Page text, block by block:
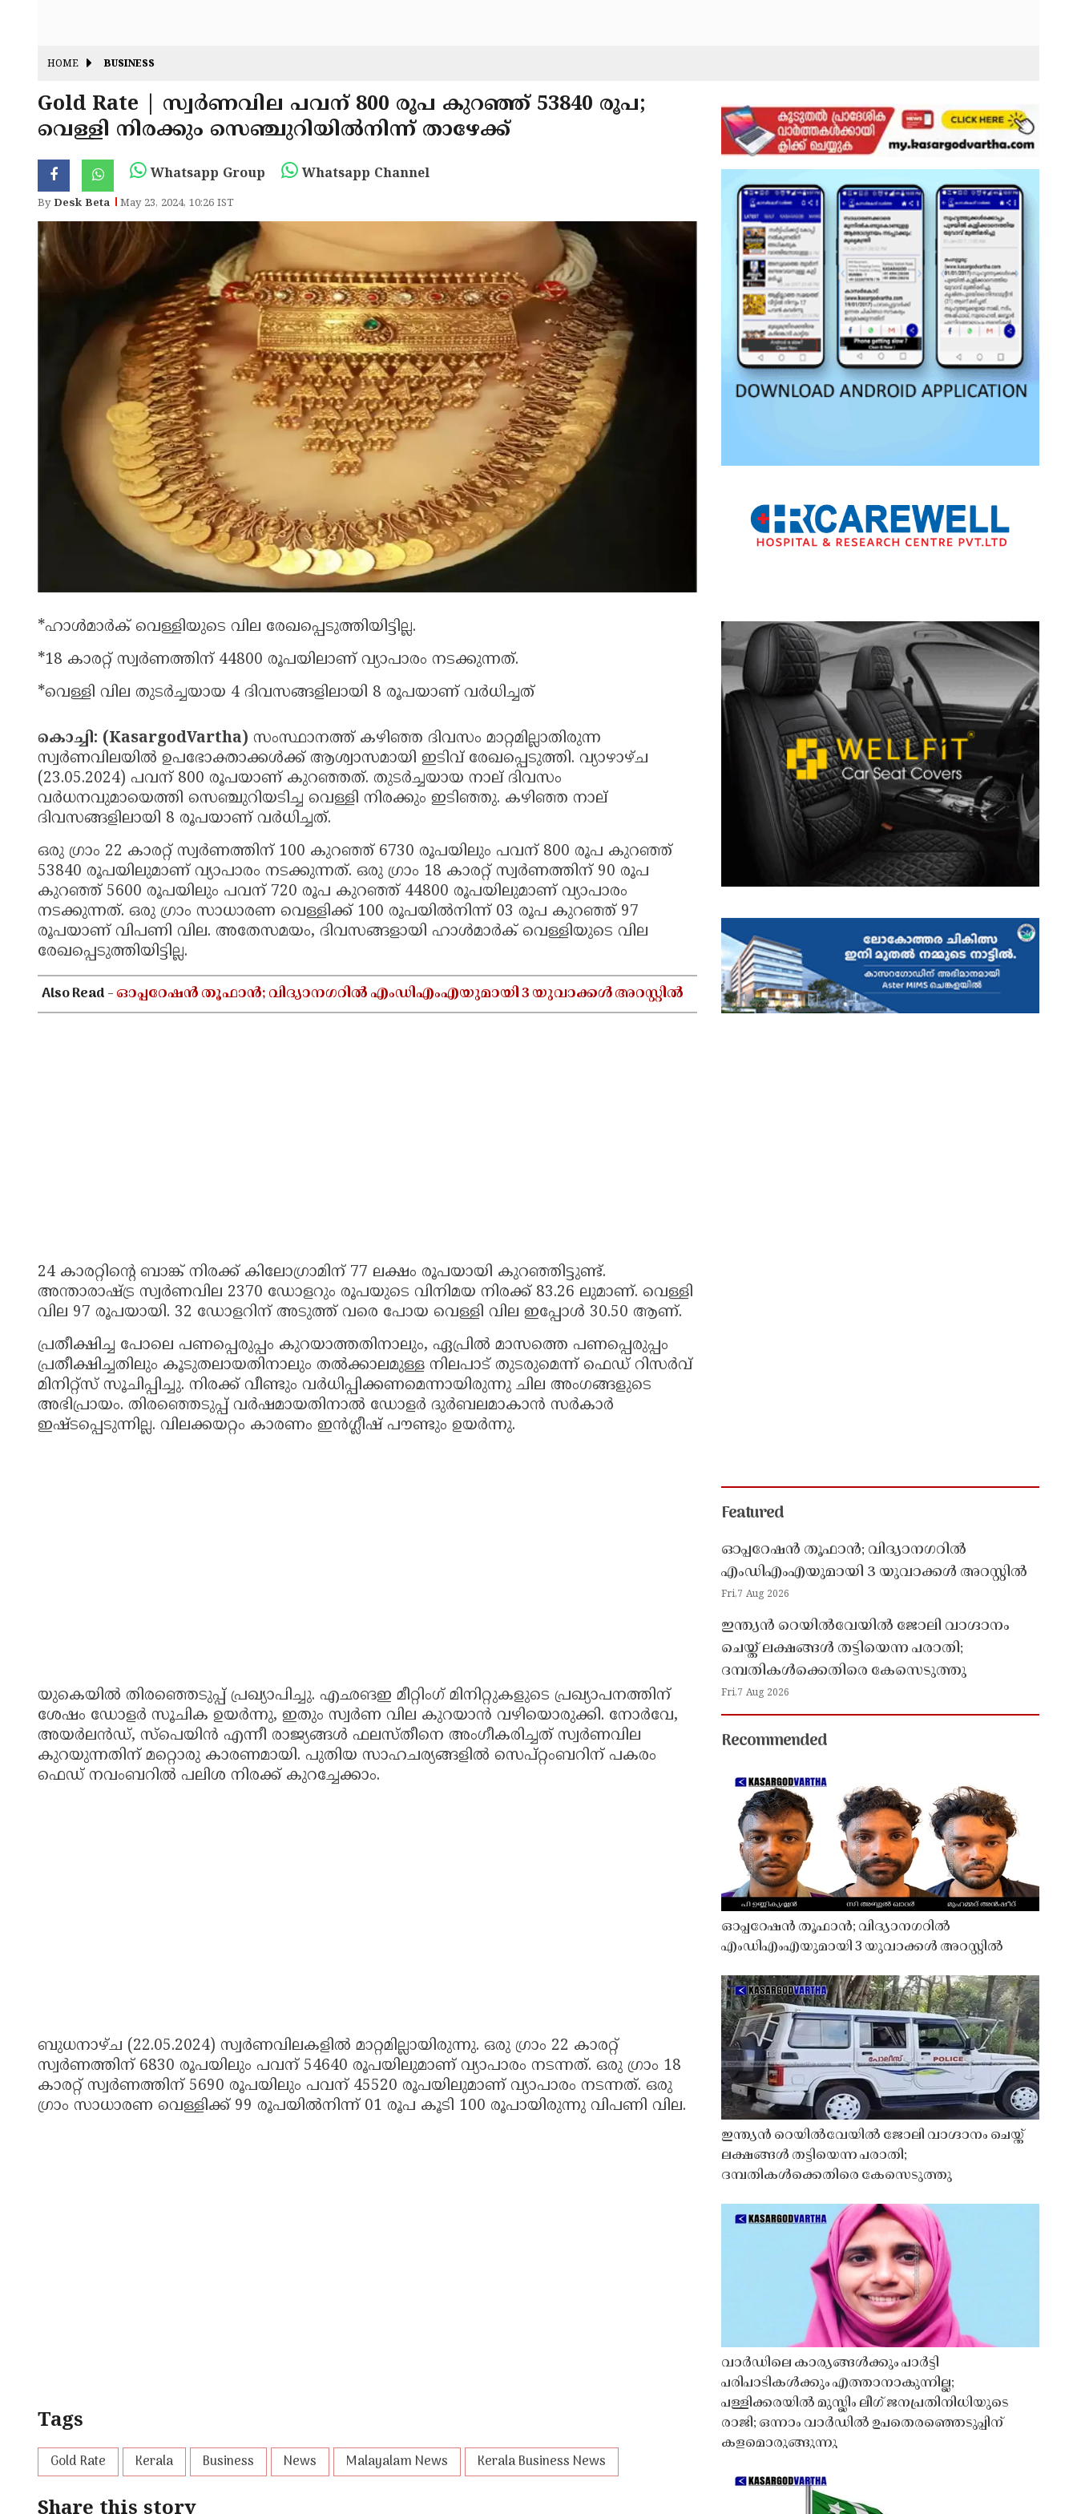
HOME BUSINESS
Gold Rate | സ്വര്‍ണവില പവന് 800 രൂപ കുറഞ്ഞ് 53840 രൂപ;
വെള്ളി നിരക്കും സെഞ്ചുറിയില്‍നിന്ന് താഴേക്ക്
Whatsapp Group Whatsapp Channel
ByDesk Beta May 23, 2024, 10:26 IST
*ഹാള്‍മാര്‍ക് വെള്ളിയുടെ വില രേഖപ്പെടുത്തിയിട്ടില്ല.
*18 കാരറ്റ് സ്വര്‍ണത്തിന് 44800 രൂപയിലാണ് വ്യാപാരം നടക്കുന്നത്.
*വെള്ളി വില തുടര്‍ച്ചയായ 4 ദിവസങ്ങളിലായി 8 രൂപയാണ് വര്‍ധിച്ചത്
കൊച്ചി: (KasargodVartha) സംസ്ഥാനത്ത് കഴിഞ്ഞ ദിവസം മാറ്റമില്ലാതിരുന്ന
സ്വര്‍ണവിലയില്‍ ഉപഭോക്താക്കള്‍ക്ക് ആശ്വാസമായി ഇടിവ് രേഖപ്പെടുത്തി. വ്യാഴാഴ്ച
(23.05.2024) പവന് 800 രൂപയാണ് കുറഞ്ഞത്. തുടര്‍ച്ചയായ നാല് ദിവസം
വര്‍ധനവുമായെത്തി സെഞ്ചുറിയടിച്ച വെള്ളി നിരക്കും ഇടിഞ്ഞു. കഴിഞ്ഞ നാല്
ദിവസങ്ങളിലായി 8 രൂപയാണ് വര്‍ധിച്ചത്.
ഒരു ഗ്രാം 22 കാരറ്റ് സ്വര്‍ണത്തിന് 100 കുറഞ്ഞ് 6730 രൂപയിലും പവന് 800 രൂപ കുറഞ്ഞ്
53840 രൂപയിലുമാണ് വ്യാപാരം നടക്കുന്നത്. ഒരു ഗ്രാം 18 കാരറ്റ് സ്വര്‍ണത്തിന് 90 രൂപ
കുറഞ്ഞ് 5600 രൂപയിലും പവന് 720 രൂപ കുറഞ്ഞ് 44800 രൂപയിലുമാണ് വ്യാപാരം
നടക്കുന്നത്. ഒരു ഗ്രാം സാധാരണ വെള്ളിക്ക് 100 രൂപയില്‍നിന്ന് 03 രൂപ കുറഞ്ഞ് 97
രൂപയാണ് വിപണി വില. അതേസമയം, ദിവസങ്ങളായി ഹാള്‍മാര്‍ക് വെള്ളിയുടെ വില
രേഖപ്പെടുത്തിയിട്ടില്ല.
Also Read -ഓപ്പറേഷൻ തൂഫാൻ; വിദ്യാനഗറിൽ എംഡിഎംഎയുമായി 3 യുവാക്കൾ അറസ്റ്റിൽ
24 കാരറ്റിന്റെ ബാങ്ക് നിരക്ക് കിലോഗ്രാമിന് 77 ലക്ഷം രൂപയായി കുറഞ്ഞിട്ടുണ്ട്.
അന്താരാഷ്ട്ര സ്വര്‍ണവില 2370 ഡോളറും രൂപയുടെ വിനിമയ നിരക്ക് 83.26 ലുമാണ്. വെള്ളി
വില 97 രൂപയായി. 32 ഡോളറിന് അടുത്ത് വരെ പോയ വെള്ളി വില ഇപ്പോള്‍ 30.50 ആണ്.
പ്രതീക്ഷിച്ച പോലെ പണപ്പെരുപ്പം കുറയാത്തതിനാലും, ഏപ്രില്‍ മാസത്തെ പണപ്പെരുപ്പം
പ്രതീക്ഷിച്ചതിലും കൂടുതലായതിനാലും തല്‍ക്കാലമുള്ള നിലപാട് തുടരുമെന്ന് ഫെഡ് റിസര്‍വ്
മിനിറ്റ്‌സ് സൂചിപ്പിച്ചു. നിരക്ക് വീണ്ടും വര്‍ധിപ്പിക്കണമെന്നായിരുന്നു ചില അംഗങ്ങളുടെ
അഭിപ്രായം. തിരഞ്ഞെടുപ്പ് വര്‍ഷമായതിനാല്‍ ഡോളര്‍ ദുര്‍ബലമാകാന്‍ സര്‍കാര്‍
ഇഷ്ടപ്പെടുന്നില്ല. വിലക്കയറ്റം കാരണം ഇന്‍ഗ്ലീഷ് പൗണ്ടും ഉയര്‍ന്നു.
യുകെയില്‍ തിരഞ്ഞെടുപ്പ് പ്രഖ്യാപിച്ചു. എഛങഇ മീറ്റിംഗ് മിനിറ്റുകളുടെ പ്രഖ്യാപനത്തിന്
ശേഷം ഡോളര്‍ സൂചിക ഉയര്‍ന്നു, ഇതും സ്വര്‍ണ വില കുറയാന്‍ വഴിയൊരുക്കി. നോര്‍വേ,
അയര്‍ലന്‍ഡ്, സ്‌പെയിന്‍ എന്നീ രാജ്യങ്ങള്‍ ഫലസ്തീനെ അംഗീകരിച്ചത് സ്വര്‍ണവില
കുറയുന്നതിന് മറ്റൊരു കാരണമായി. പുതിയ സാഹചര്യങ്ങളില്‍ സെപ്റ്റംബറിന് പകരം
ഫെഡ് നവംബറില്‍ പലിശ നിരക്ക് കുറച്ചേക്കാം.
ബുധനാഴ്ച (22.05.2024) സ്വര്‍ണവിലകളില്‍ മാറ്റമില്ലായിരുന്നു. ഒരു ഗ്രാം 22 കാരറ്റ്
സ്വര്‍ണത്തിന് 6830 രൂപയിലും പവന് 54640 രൂപയിലുമാണ് വ്യാപാരം നടന്നത്. ഒരു ഗ്രാം 18
കാരറ്റ് സ്വര്‍ണത്തിന് 5690 രൂപയിലും പവന് 45520 രൂപയിലുമാണ് വ്യാപാരം നടന്നത്. ഒരു
ഗ്രാം സാധാരണ വെള്ളിക്ക് 99 രൂപയില്‍നിന്ന് 01 രൂപ കൂടി 100 രൂപായിരുന്നു വിപണി വില.
Tags
Gold Rate Kerala Business News Malayalam News Kerala Business News
Featured
ഓപ്പറേഷൻ തൂഫാൻ; വിദ്യാനഗറിൽ
എംഡിഎംഎയുമായി 3 യുവാക്കൾ അറസ്റ്റിൽ
Fri,7 Aug 2026
ഇന്ത്യൻ റെയിൽവേയിൽ ജോലി വാഗ്ദാനം
ചെയ്ത് ലക്ഷങ്ങൾ തട്ടിയെന്ന പരാതി;
ദമ്പതികൾക്കെതിരെ കേസെടുത്തു
Fri,7 Aug 2026
Recommended
ഓപ്പറേഷൻ തൂഫാൻ; വിദ്യാനഗറിൽ
എംഡിഎംഎയുമായി 3 യുവാക്കൾ അറസ്റ്റിൽ
ഇന്ത്യൻ റെയിൽവേയിൽ ജോലി വാഗ്ദാനം ചെയ്ത്
ലക്ഷങ്ങൾ തട്ടിയെന്ന പരാതി;
ദമ്പതികൾക്കെതിരെ കേസെടുത്തു
വാർഡിലെ കാര്യങ്ങൾക്കും പാർട്ടി
പരിപാടികൾക്കും എത്താനാകുന്നില്ല;
പള്ളിക്കരയിൽ മുസ്ലിം ലീഗ് ജനപ്രതിനിധിയുടെ
രാജി; ഒന്നാം വാർഡിൽ ഉപതെരഞ്ഞെടുപ്പിന്
കളമൊരുങ്ങുന്നു